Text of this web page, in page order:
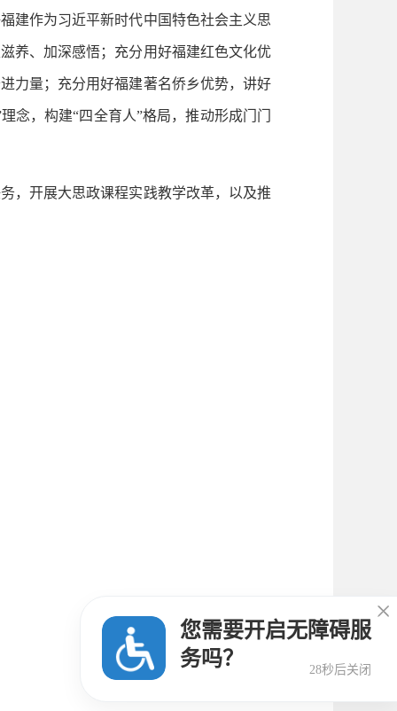
建作为习近平新时代中国特色社会主义思
养、加深感悟；充分用好福建红色文化优
力量；充分用好福建著名侨乡优势，讲好
念，构建“四全育人”格局，推动形成门门
开展大思政课程实践教学改革，以及推
您需要开启无障碍服
务吗？
27秒后关闭
